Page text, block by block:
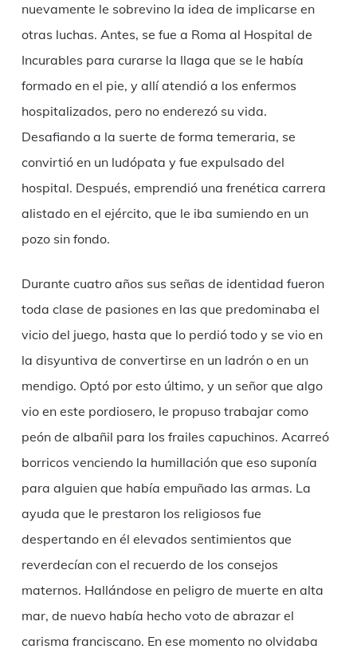
nuevamente le sobrevino la idea de implicarse en
otras luchas. Antes, se fue a Roma al Hospital de
Incurables para curarse la llaga que se le había
formado en el pie, y allí atendió a los enfermos
hospitalizados, pero no enderezó su vida.
Desafiando a la suerte de forma temeraria, se
convirtió en un ludópata y fue expulsado del
hospital. Después, emprendió una frenética carrera
alistado en el ejército, que le iba sumiendo en un
pozo sin fondo.
Durante cuatro años sus señas de identidad fueron
toda clase de pasiones en las que predominaba el
vicio del juego, hasta que lo perdió todo y se vio en
la disyuntiva de convertirse en un ladrón o en un
mendigo. Optó por esto último, y un señor que algo
vio en este pordiosero, le propuso trabajar como
peón de albañil para los frailes capuchinos. Acarreó
borricos venciendo la humillación que eso suponía
para alguien que había empuñado las armas. La
ayuda que le prestaron los religiosos fue
despertando en él elevados sentimientos que
reverdecían con el recuerdo de los consejos
maternos. Hallándose en peligro de muerte en alta
mar, de nuevo había hecho voto de abrazar el
carisma franciscano. En ese momento no olvidaba